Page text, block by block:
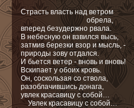
Страсть власть над ветром
обрела,
вперед безудержно рвала.
В небесную он взвился высь,
затмив березки взор и мысль, -
природы зову отдался.
И бьется ветер - вновь и вновь!
Вскипает у обоих кровь.
Он, соскользая со ствола,
разоблачившись донага,
увлек красавицу с собой…
Увлек красавицу с собой…